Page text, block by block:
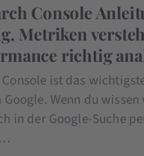
Console
Metriken
richtig
ist das
Wenn du
in der Google-Suche